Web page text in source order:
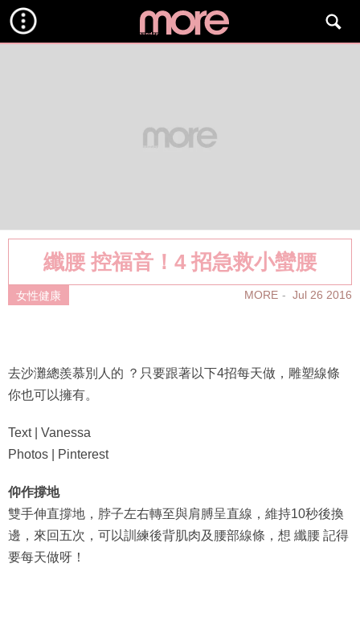
纖腰 控福音！4 招急救小蠻腰
女性健康 MORE Jul 26 2016
去沙灘總羨慕別人的 ？只要跟著以下4招每天做，雕塑線條
你也可以擁有。
Text | Vanessa
Photos | Pinterest
仰作撐地
雙手伸直撐地，脖子左右轉至與肩膊呈直線，維持10秒後換
邊，來回五次，可以訓練後背肌肉及腰部線條，想 纖腰 記得
要每天做呀！